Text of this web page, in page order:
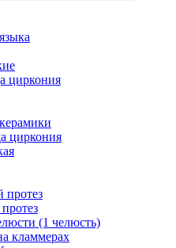
циркония
циркония
протез
(1 челюсть)
кламмерах